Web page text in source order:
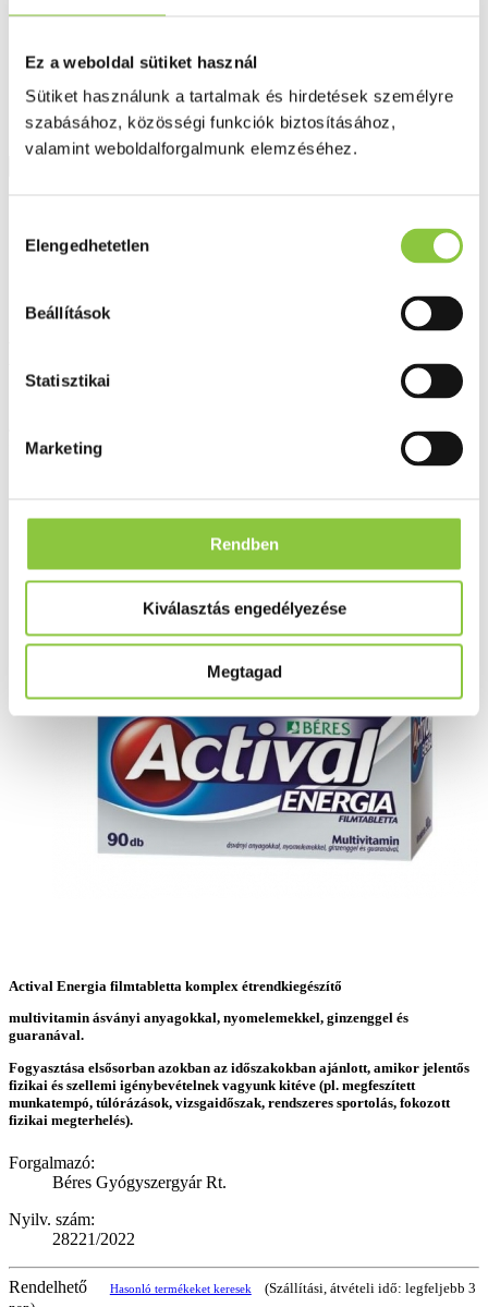
Ez a weboldal sütiket használ
Sütiket használunk a tartalmak és hirdetések személyre
szabásához, közösségi funkciók biztosításához,
valamint weboldalforgalmunk elemzéséhez.
kiválasztása
Elengedhetetlen
Beállítások
Statisztikai
Marketing
Rendben
Kiválasztás engedélyezése
Megtagad
Gyógyteák
Könyvek
Egészség ajándékba
Tápszer
Főoldal
Multivitamin
ginzenggel és guaranával
filmtabletta, 90 db
Actival Energia filmtabletta komplex étrendkiegészítő
multivitamin ásványi anyagokkal, nyomelemekkel, ginzenggel és
guaranával.
Fogyasztása elsősorban azokban az időszakokban ajánlott, amikor jelentős
fizikai és szellemi igénybevételnek vagyunk kitéve (pl. megfeszített
munkatempó, túlórázások, vizsgaidőszak, rendszeres sportolás, fokozott
fizikai megterhelés).
Forgalmazó:
Béres Gyógyszergyár Rt.
Nyilv. szám:
28221/2022
Rendelhető Hasonló termékeket keresek
(Szállítási, átvételi idő: legfeljebb 3